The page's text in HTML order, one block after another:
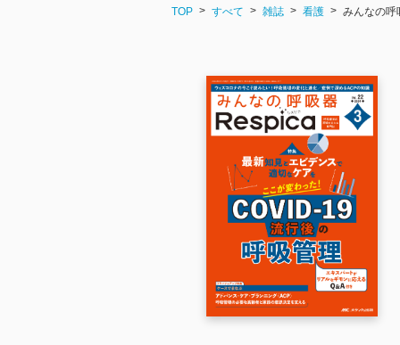
TOP すべて 雑誌 看護 みんなの